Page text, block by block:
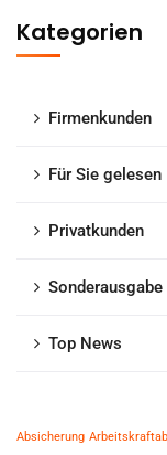
Kategorien
Firmenkunden
Für Sie gelesen
Privatkunden
Sonderausgabe
Top News
Absicherung